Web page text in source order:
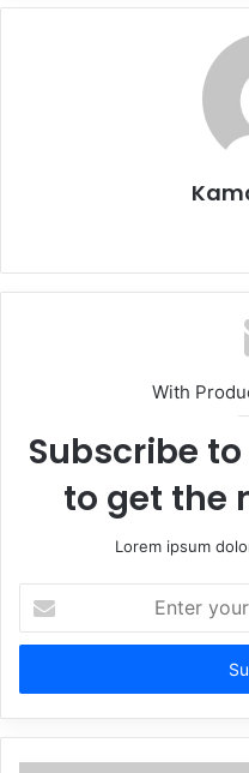
With
Subscribe
to get the
Lorem ipsum
your
Email